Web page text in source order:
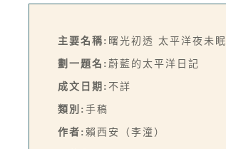
主要名稱: 曙光初透 太平洋夜未眠
劃一題名: 蔚藍的太平洋日記
成文日期: 不詳
類別: 手稿
作者: 賴西安（李潼）